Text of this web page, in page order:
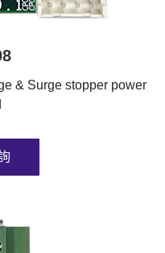
& Surge stopper power